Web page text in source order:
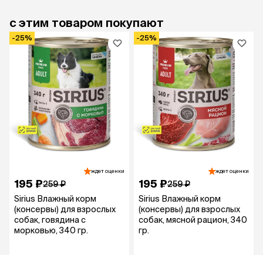
с этим товаром покупают
-25%
ждет оценки
195 ₽259 ₽
Sirius Влажный корм
(консервы) для взрослых
собак, говядина с
морковью, 340 гр.
-25%
ждет оценки
195 ₽259 ₽
Sirius Влажный корм
(консервы) для взрослых
собак, мясной рацион, 340
гр.